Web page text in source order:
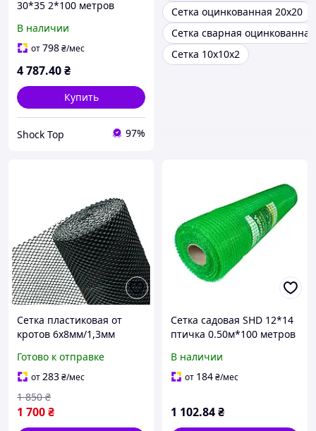
30*35 2*100 метров
В наличии
от798₴/мес
4 787.40₴
Купить
Shock Top 97%
Сетка оцинкованная 20х20
Сетка сварная
Сетка 10х10х2
Сетка пластиковая от
кротов 6х8мм/1,3мм
Готово к отправке
от283₴/мес
1 700₴
1 850 ₴
Сетка садовая SHD 12*14
птичка 0.50м*100 метров
забора
В наличии
от 184₴/мес
1 102.84₴